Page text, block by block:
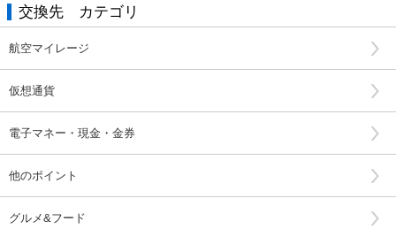
交換先 カテゴリ
航空マイレージ
仮想通貨
電子マネー・現金・金券
他のポイント
グルメ&フード